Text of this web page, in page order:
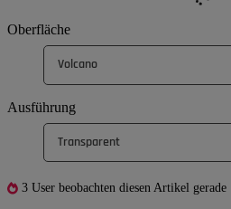
Oberfläche
Volcano
Ausführung
Transparent
3 User beobachten diesen Artikel gerade